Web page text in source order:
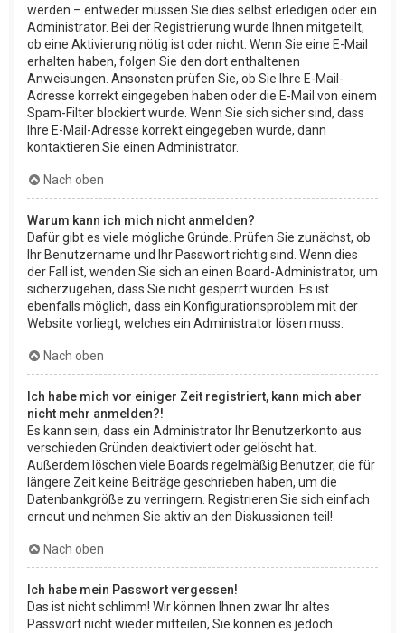
werden – entweder müssen Sie dies selbst erledigen oder ein
Administrator. Bei der Registrierung wurde Ihnen mitgeteilt,
ob eine Aktivierung nötig ist oder nicht. Wenn Sie eine E-Mail
erhalten haben, folgen Sie den dort enthaltenen
Anweisungen. Ansonsten prüfen Sie, ob Sie Ihre E-Mail-
Adresse korrekt eingegeben haben oder die E-Mail von einem
Spam-Filter blockiert wurde. Wenn Sie sich sicher sind, dass
Ihre E-Mail-Adresse korrekt eingegeben wurde, dann
kontaktieren Sie einen Administrator.
Nach oben
Warum kann ich mich nicht anmelden?
Dafür gibt es viele mögliche Gründe. Prüfen Sie zunächst, ob
Ihr Benutzername und Ihr Passwort richtig sind. Wenn dies
der Fall ist, wenden Sie sich an einen Board-Administrator, um
sicherzugehen, dass Sie nicht gesperrt wurden. Es ist
ebenfalls möglich, dass ein Konfigurationsproblem mit der
Website vorliegt, welches ein Administrator lösen muss.
Nach oben
Ich habe mich vor einiger Zeit registriert, kann mich aber
nicht mehr anmelden?!
Es kann sein, dass ein Administrator Ihr Benutzerkonto aus
verschieden Gründen deaktiviert oder gelöscht hat.
Außerdem löschen viele Boards regelmäßig Benutzer, die für
längere Zeit keine Beiträge geschrieben haben, um die
Datenbankgröße zu verringern. Registrieren Sie sich einfach
erneut und nehmen Sie aktiv an den Diskussionen teil!
Nach oben
Ich habe mein Passwort vergessen!
Das ist nicht schlimm! Wir können Ihnen zwar Ihr altes
Passwort nicht wieder mitteilen, Sie können es jedoch